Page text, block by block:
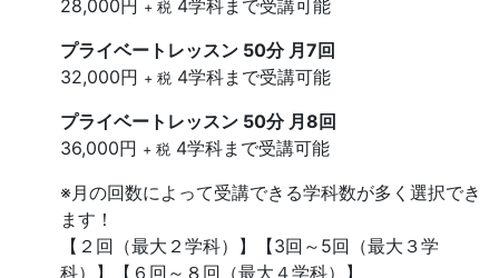
28,000円 + 税 4学科まで受講可能
プライベートレッスン 50分 月7回
32,000円 + 税 4学科まで受講可能
プライベートレッスン 50分 月8回
36,000円 + 税 4学科まで受講可能
※月の回数によって受講できる学科数が多く選択でき
ます！
【２回（最大２学科）】【3回～5回（最大３学
科）】【６回～８回（最大４学科）】